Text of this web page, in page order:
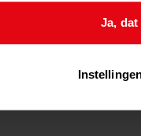
Ja,